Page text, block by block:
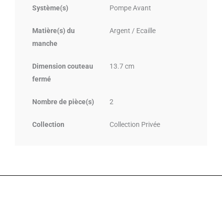
Système(s) Pompe Avant
Matière(s) du
manche
Argent / Ecaille
Dimension couteau
fermé
13.7 cm
Nombre de pièce(s) 2
Collection Collection Privée